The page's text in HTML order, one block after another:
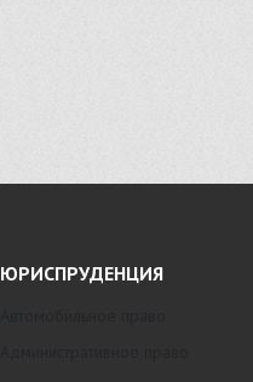
ЮРИСПРУДЕНЦИЯ